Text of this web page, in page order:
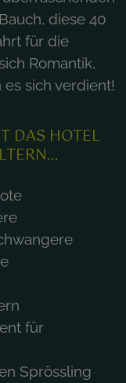
diese 40
für die
Romantik,
sich verdient!
DAS HOTEL
für
Sprössling